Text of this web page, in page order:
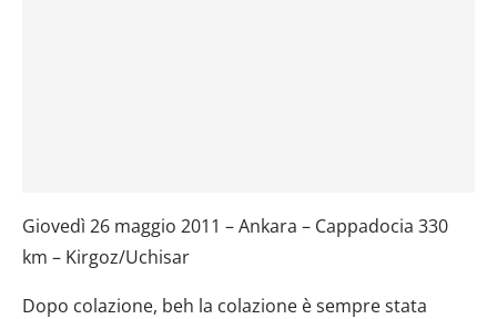
Giovedì 26 maggio 2011 – Ankara – Cappadocia 330
km – Kirgoz/Uchisar
Dopo colazione, beh la colazione è sempre stata